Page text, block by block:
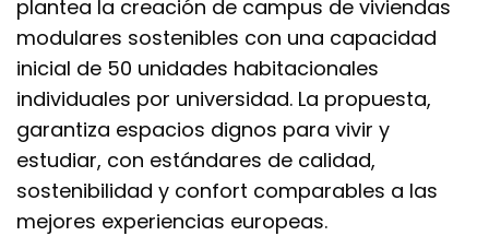
plantea la creación de campus de viviendas
modulares sostenibles con una capacidad
inicial de 50 unidades habitacionales
individuales por universidad. La propuesta,
garantiza espacios dignos para vivir y
estudiar, con estándares de calidad,
sostenibilidad y confort comparables a las
mejores experiencias europeas.